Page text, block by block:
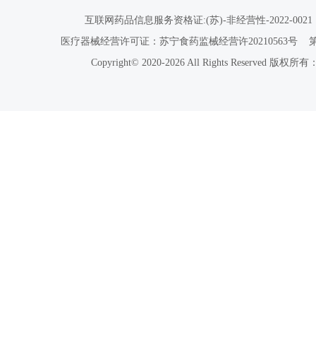
互联网药品信息服务资格证:(苏)-非经营性-2022-0021
医疗器械经营许可证：苏宁食药监械经营许20210563号
Copyright© 2020-2026 All Rights Reserved 版权所